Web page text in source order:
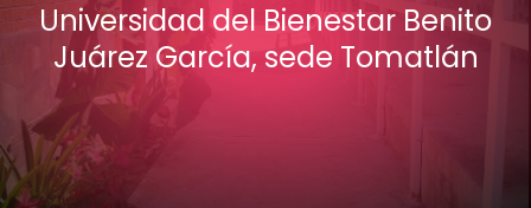
Universidad del Bienestar Benito
Juárez García, sede Tomatlán